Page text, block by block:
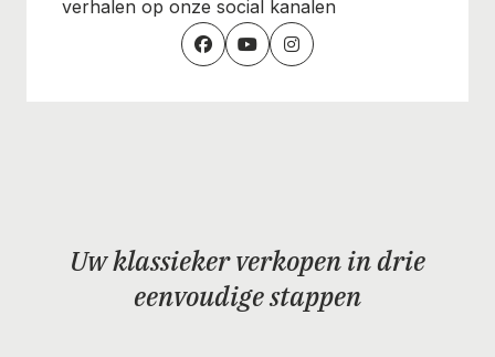
verhalen op onze social kanalen
Uw klassieker verkopen in drie
eenvoudige stappen